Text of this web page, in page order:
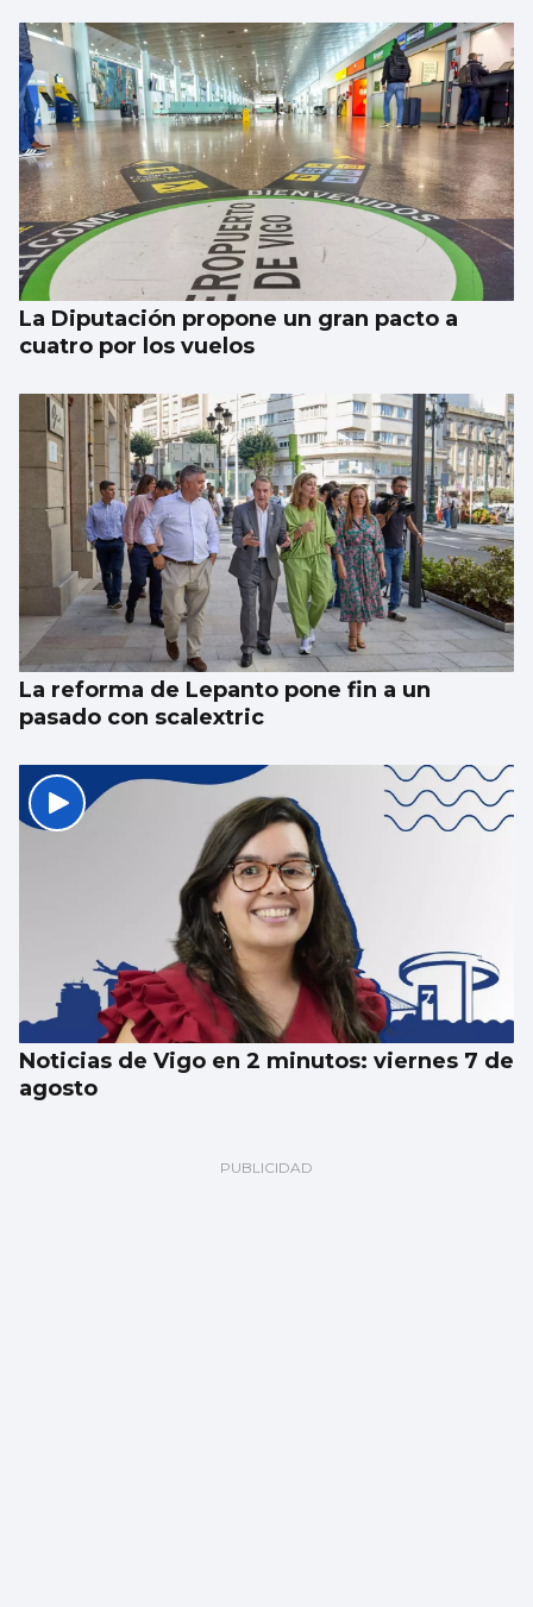
La nigranesa Kreios Space lanzará el
satélite que volará más cerca de la Tierra
La Diputación propone un gran pacto a
cuatro por los vuelos
La reforma de Lepanto pone fin a un
pasado con scalextric
Noticias de Vigo en 2 minutos: viernes 7 de
agosto